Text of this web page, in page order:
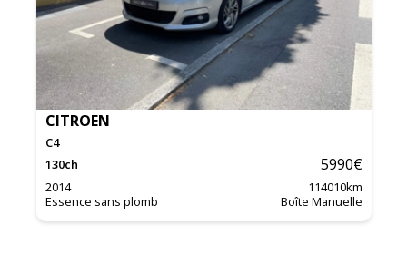
CITROEN
C4
130ch 5990€
2014 114010km
Essence sans plomb
Boîte Manuelle